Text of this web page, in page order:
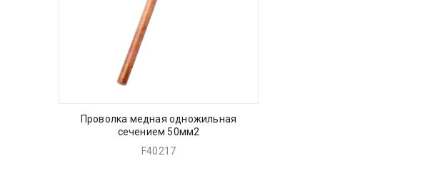
Проволка медная одножильная
сечением 50мм2
F40217